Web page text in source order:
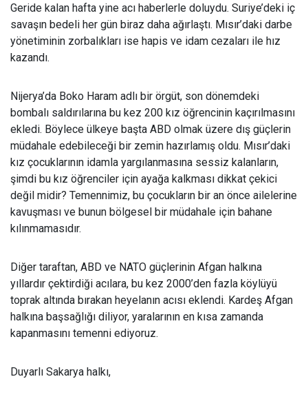
Geride kalan hafta yine acı haberlerle doluydu. Suriye’deki iç
savaşın bedeli her gün biraz daha ağırlaştı. Mısır’daki darbe
yönetiminin zorbalıkları ise hapis ve idam cezaları ile hız
kazandı.
Nijerya’da Boko Haram adlı bir örgüt, son dönemdeki
bombalı saldırılarına bu kez 200 kız öğrencinin kaçırılmasını
ekledi. Böylece ülkeye başta ABD olmak üzere dış güçlerin
müdahale edebileceği bir zemin hazırlamış oldu. Mısır’daki
kız çocuklarının idamla yargılanmasına sessiz kalanların,
şimdi bu kız öğrenciler için ayağa kalkması dikkat çekici
değil midir? Temennimiz, bu çocukların bir an önce ailelerine
kavuşması ve bunun bölgesel bir müdahale için bahane
kılınmamasıdır.
Diğer taraftan, ABD ve NATO güçlerinin Afgan halkına
yıllardır çektirdiği acılara, bu kez 2000’den fazla köylüyü
toprak altında bırakan heyelanın acısı eklendi. Kardeş Afgan
halkına başsağlığı diliyor, yaralarının en kısa zamanda
kapanmasını temenni ediyoruz.
Duyarlı Sakarya halkı,